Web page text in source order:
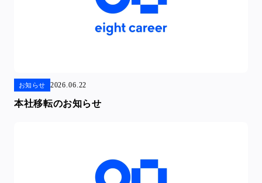
お知らせ 2026.06.22
本社移転のお知らせ